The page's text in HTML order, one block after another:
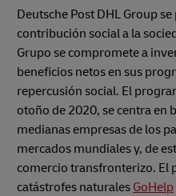
Deutsche Post DHL Group
contribución social a la
Grupo se compromete a
beneficios netos en sus
repercusión social. El
otoño de 2020, se centra en
medianas empresas de los
mercados mundiales y, de
comercio transfronterizo. El
catástrofes naturales GoHelp